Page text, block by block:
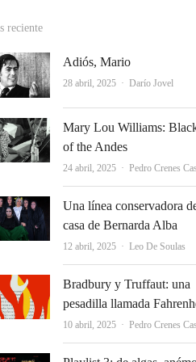
reciente
Adiós, Mario
28 abril, 2025 Autor
Darío Jovel
Mary Lou Williams:
of the Andes
24 abril, 2025 Autor
Pedro Crenes
Una línea conservadora
casa de Bernarda Alba
12 abril, 2025 Autor
Leo De Soulas
Bradbury y Truffaut: una
pesadilla llamada
10 abril, 2025 Autor
Pedro Crenes